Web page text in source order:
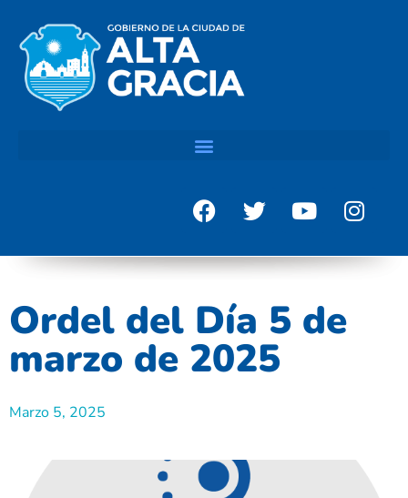
Ordel del Día 5 de
marzo de 2025
Marzo 5, 2025